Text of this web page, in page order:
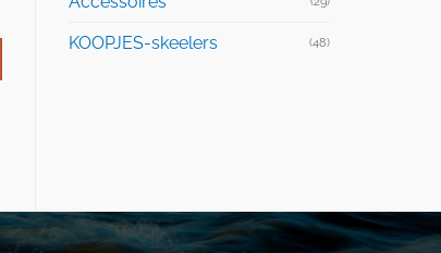
KOOPJES-skeelers (48)